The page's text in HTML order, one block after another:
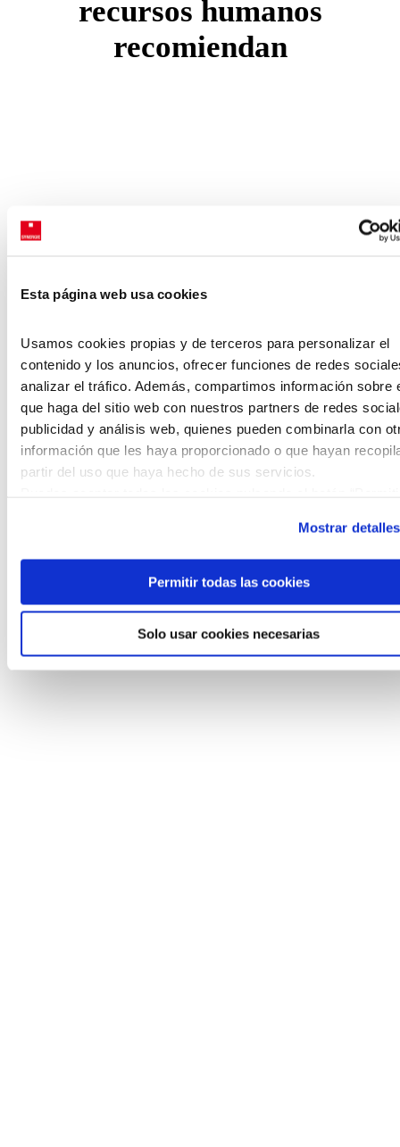
Esta página web usa cookies
Usamos cookies propias y de terceros para personalizar el
contenido y los anuncios, ofrecer funciones de redes
analizar el tráfico. Además, compartimos información sobre
que haga del sitio web con nuestros partners de redes
publicidad y análisis web, quienes pueden combinarla con
información que les haya proporcionado o que hayan
partir del uso que haya hecho de sus servicios.
técnicas pulsando el botón “Solo usar cookies necesarias” o
seleccionar aquellas para las que presta su consentimiento
pulsando el botón “Permitir selección”.
Consulta nuestra
botón que aparece en la esquina izquierda de la página.
Mostrar detalles
Permitir todas las cookies
Solo usar cookies necesarias
recursos humanos
recomiendan